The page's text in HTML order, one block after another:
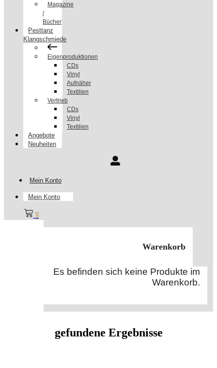
Magazine
/
Bücher
Pesttanz
Klangschmiede
Eigenproduktionen
CDs
Vinyl
Aufnäher
Textilien
Vertrieb
CDs
Vinyl
Textilien
Angebote
Neuheiten
Mein Konto
Mein Konto
0
Warenkorb
Es befinden sich keine Produkte im
Warenkorb.
gefundene Ergebnisse